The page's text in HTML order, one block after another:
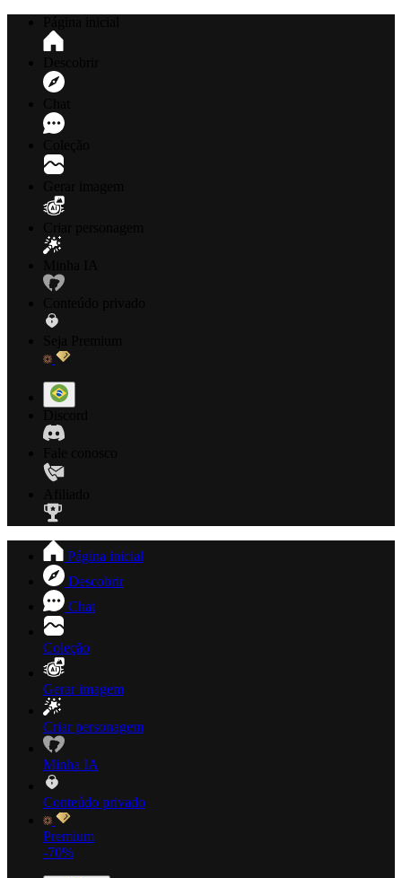
Página inicial
Descobrir
Chat
Coleção
Gerar imagem
Criar personagem
Minha IA
Conteúdo privado
Premium
-70%